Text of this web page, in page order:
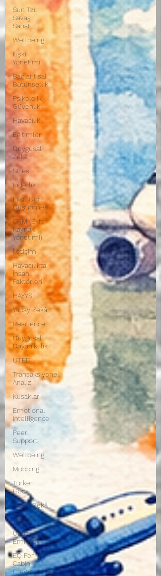
Sun Tzu
Savaş
Sanatı
Wellbeing
İlişki
Yönetimi
Bağlantısal
Bütünsellik
Psikolojik
Güvenlik
Havacılık
Eğitimler
Duygusal
Zekâ
Stres
Liderlik
Pilot Gibi
Düşünmek
CRM (Ekip
Kaynak
Yönetimi)
İletişim
Havacılıkta
İnsan
Faktörleri
HAYYS
Yapay Zekâ
Resilience
Duygusal
Dayanıklılık
UTED
Transaksiyonel
Analiz
Kuşaklar
Emotional
Intelligence
Peer
Support
Wellbeing
Mobbing
Türker
Hoca
Çoklu Zekâ
Beyin
Uçuş
Emniyeti
EQ For
Cabin
Crews